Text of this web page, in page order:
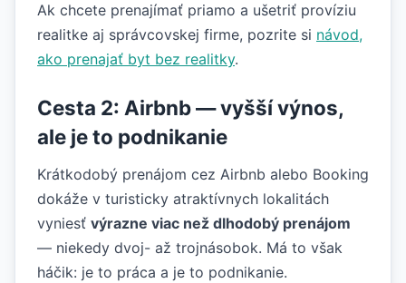
Ak chcete prenajímať priamo a ušetriť províziu
realitke aj správcovskej firme, pozrite si návod,
ako prenajať byt bez realitky.
Cesta 2: Airbnb — vyšší výnos,
ale je to podnikanie
Krátkodobý prenájom cez Airbnb alebo Booking
dokáže v turisticky atraktívnych lokalitách
vyniesť výrazne viac než dlhodobý prenájom
— niekedy dvoj- až trojnásobok. Má to však
háčik: je to práca a je to podnikanie.